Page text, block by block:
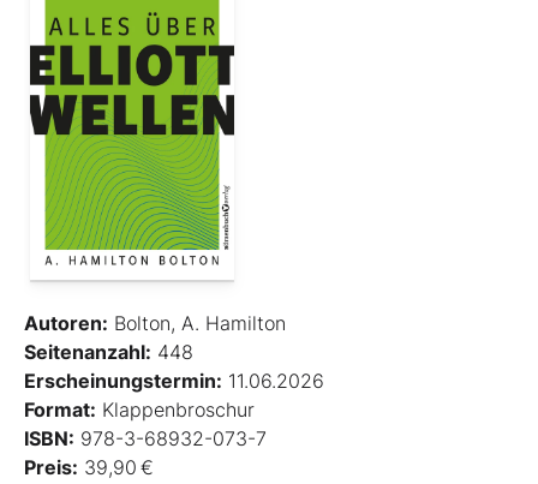
Autoren: Bolton, A. Hamilton
Seitenanzahl: 448
Erscheinungstermin: 11.06.2026
Format: Klappenbroschur
ISBN: 978-3-68932-073-7
Preis: 39,90 €